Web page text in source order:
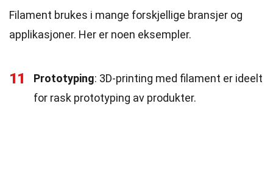
Filament brukes i mange forskjellige bransjer og
applikasjoner. Her er noen eksempler.
11 Prototyping: 3D-printing med filament er ideelt
for rask prototyping av produkter.